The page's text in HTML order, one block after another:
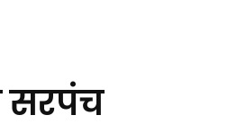
सरपंच